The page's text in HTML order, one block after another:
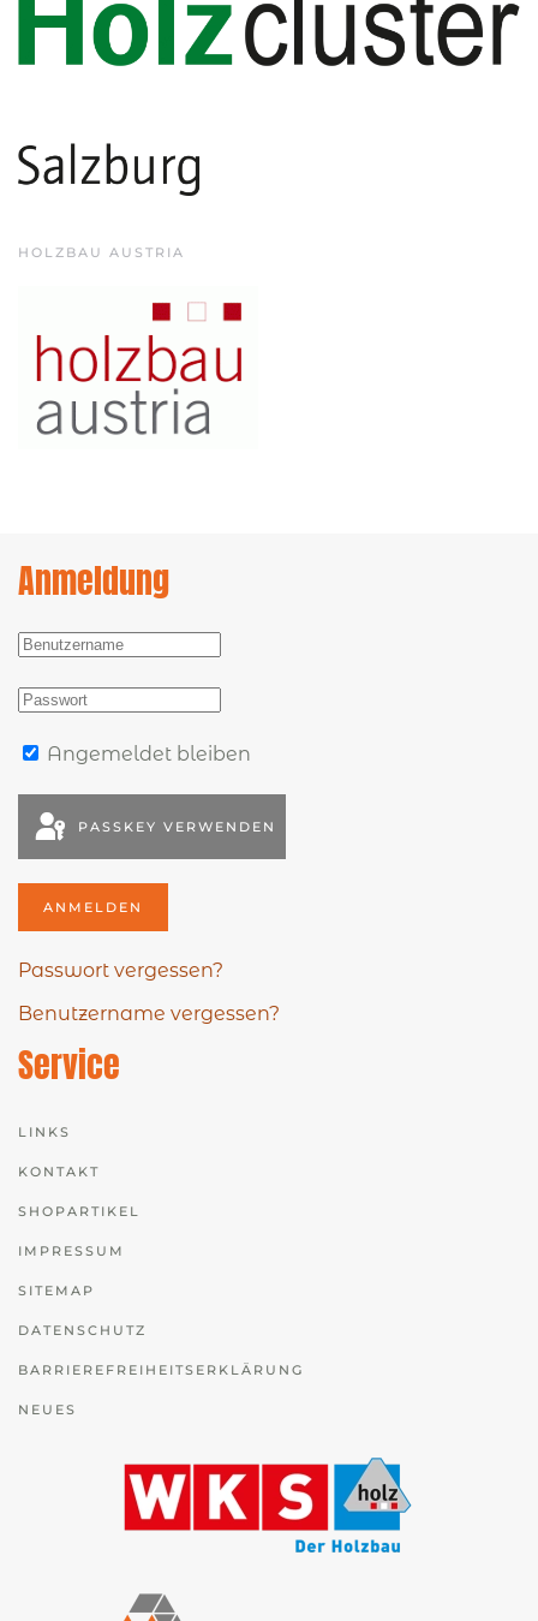
HOLZBAU AUSTRIA
Anmeldung
Angemeldet bleiben
PASSKEY VERWENDEN
ANMELDEN
Passwort vergessen?
Benutzername vergessen?
Service
LINKS
KONTAKT
SHOPARTIKEL
IMPRESSUM
SITEMAP
DATENSCHUTZ
BARRIEREFREIHEITSERKLÄRUNG
NEUES